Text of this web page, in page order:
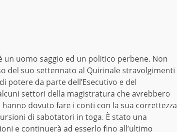
un uomo saggio ed un politico perbene. Non
del suo settennato al Quirinale stravolgimenti
potere da parte dell’Esecutivo e del
settori della magistratura che avrebbero
dovuto fare i conti con la sua correttezza
di sabotatori in toga. È stato una
e continuerà ad esserlo fino all’ultimo